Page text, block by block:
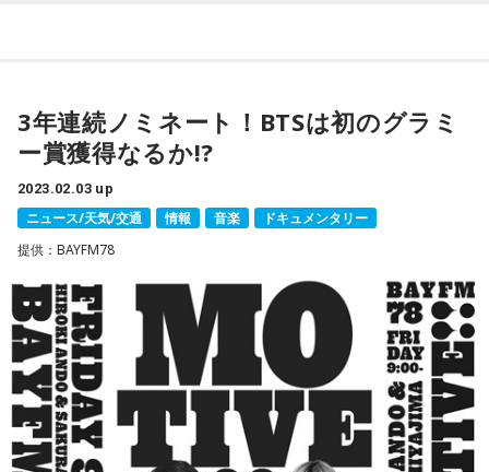
山里「しずちゃんはエマ・ワトソン？」
果たして、みなさんの予想は当たるのでしょうか？？
今回のポッドキャスト版では、冒頭のアフタートークで引き
続き予想メールを紹介しておりますので、ぜひそちらもお聴
きください。
たなちゃん結婚！
先日、アンガールズ田中さんが結婚を発表されました。おめ
朝、フットサルを一緒にやった知らない人からも、談志師匠
だとイジられるほどの談志師匠っぷり。
よくそんな関係性でフットサルができるな、と思っちゃうか
もしれませんが、サッカーには言葉はいらない。
思い起こせば、子どもの頃、近所にイランからの外国人労働
者が多かったという小木さん、「マラドーナ」という単語だ
け、イラン人とサッカーを。
3年連続ノミネート！BTSは初のグラミ
ー賞獲得なるか!?
2023.02.03 up
ニュース/天気/交通 情報 音楽
ドキュメンタリー
提供：BAYFM78